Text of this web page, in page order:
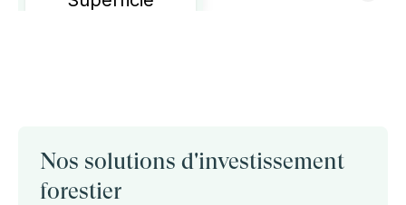
Nos solutions d'investissement
forestier